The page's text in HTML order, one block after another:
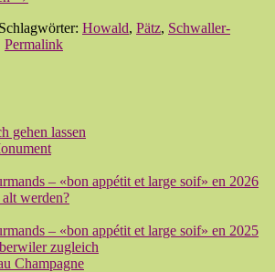
Schlagwörter: Howald, Pätz, Schwaller-
Permalink
gehen lassen
– «bon appétit et large soif» en 2026
werden?
– «bon appétit et large soif» en 2025
zugleich
Champagne